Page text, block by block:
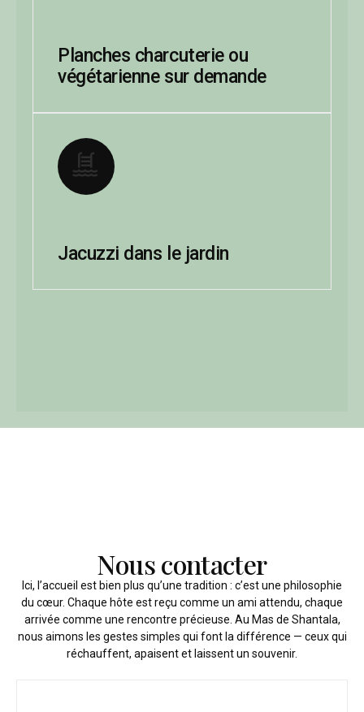
Planches charcuterie ou
végétarienne sur demande
Jacuzzi dans le jardin
Nous contacter
Ici, l’accueil est bien plus qu’une tradition : c’est une philosophie
du cœur. Chaque hôte est reçu comme un ami attendu, chaque
arrivée comme une rencontre précieuse. Au Mas de Shantala,
nous aimons les gestes simples qui font la différence — ceux qui
réchauffent, apaisent et laissent un souvenir.